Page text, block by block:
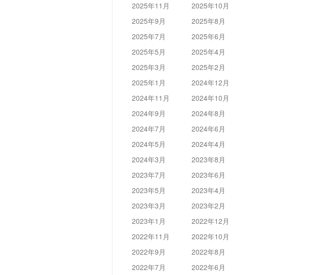
2025年11月
2025年10月
2025年9月
2025年8月
2025年7月
2025年6月
2025年5月
2025年4月
2025年3月
2025年2月
2025年1月
2024年12月
2024年11月
2024年10月
2024年9月
2024年8月
2024年7月
2024年6月
2024年5月
2024年4月
2024年3月
2023年8月
2023年7月
2023年6月
2023年5月
2023年4月
2023年3月
2023年2月
2023年1月
2022年12月
2022年11月
2022年10月
2022年9月
2022年8月
2022年7月
2022年6月